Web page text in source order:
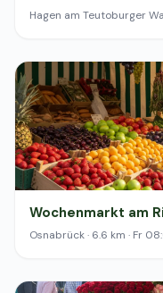
Hagen am Teutoburger
Wochenmarkt am
Osnabrück · 6.6 km · Fr